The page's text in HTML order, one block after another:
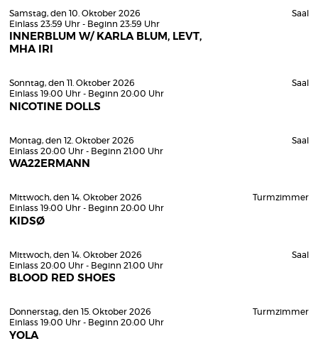
Samstag, den 10. Oktober 2026
Einlass 23:59 Uhr - Beginn 23:59 Uhr
INNERBLUM W/ KARLA BLUM, LEVT,
MHA IRI
Saal
Sonntag, den 11. Oktober 2026
Einlass 19:00 Uhr - Beginn 20:00 Uhr
NICOTINE DOLLS
Saal
Montag, den 12. Oktober 2026
Einlass 20:00 Uhr - Beginn 21:00 Uhr
WA22ERMANN
Saal
Mittwoch, den 14. Oktober 2026
Einlass 19:00 Uhr - Beginn 20:00 Uhr
KIDSØ
Turmzimmer
Mittwoch, den 14. Oktober 2026
Einlass 20:00 Uhr - Beginn 21:00 Uhr
BLOOD RED SHOES
Saal
Donnerstag, den 15. Oktober 2026
Einlass 19:00 Uhr - Beginn 20:00 Uhr
YOLA
Turmzimmer